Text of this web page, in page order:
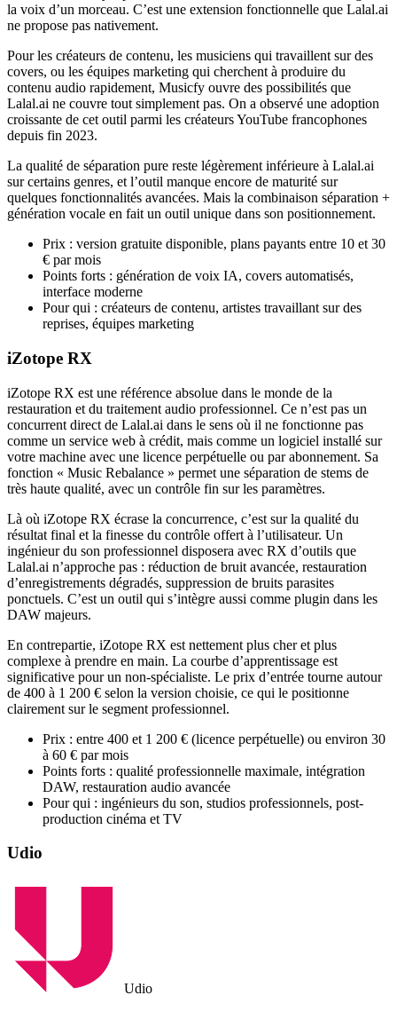
la voix d’un morceau. C’est une extension fonctionnelle que Lalal.ai
ne propose pas nativement.
Pour les créateurs de contenu, les musiciens qui travaillent sur des
covers, ou les équipes marketing qui cherchent à produire du
contenu audio rapidement, Musicfy ouvre des possibilités que
Lalal.ai ne couvre tout simplement pas. On a observé une adoption
croissante de cet outil parmi les créateurs YouTube francophones
depuis fin 2023.
La qualité de séparation pure reste légèrement inférieure à Lalal.ai
sur certains genres, et l’outil manque encore de maturité sur
quelques fonctionnalités avancées. Mais la combinaison séparation +
génération vocale en fait un outil unique dans son positionnement.
Prix : version gratuite disponible, plans payants entre 10 et 30
€ par mois
Points forts : génération de voix IA, covers automatisés,
interface moderne
Pour qui : créateurs de contenu, artistes travaillant sur des
reprises, équipes marketing
iZotope RX
iZotope RX est une référence absolue dans le monde de la
restauration et du traitement audio professionnel. Ce n’est pas un
concurrent direct de Lalal.ai dans le sens où il ne fonctionne pas
comme un service web à crédit, mais comme un logiciel installé sur
votre machine avec une licence perpétuelle ou par abonnement. Sa
fonction « Music Rebalance » permet une séparation de stems de
très haute qualité, avec un contrôle fin sur les paramètres.
Là où iZotope RX écrase la concurrence, c’est sur la qualité du
résultat final et la finesse du contrôle offert à l’utilisateur. Un
ingénieur du son professionnel disposera avec RX d’outils que
Lalal.ai n’approche pas : réduction de bruit avancée, restauration
d’enregistrements dégradés, suppression de bruits parasites
ponctuels. C’est un outil qui s’intègre aussi comme plugin dans les
DAW majeurs.
En contrepartie, iZotope RX est nettement plus cher et plus
complexe à prendre en main. La courbe d’apprentissage est
significative pour un non-spécialiste. Le prix d’entrée tourne autour
de 400 à 1 200 € selon la version choisie, ce qui le positionne
clairement sur le segment professionnel.
Prix : entre 400 et 1 200 € (licence perpétuelle) ou environ 30
à 60 € par mois
Points forts : qualité professionnelle maximale, intégration
DAW, restauration audio avancée
Pour qui : ingénieurs du son, studios professionnels, post-
production cinéma et TV
Udio
Udio